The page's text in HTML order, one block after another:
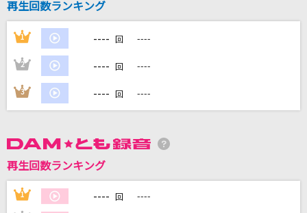
ザ・ベイスターズ
カラオケ最新情報をチェック！
再生回数ランキング
1 ---- 回 ----
2 ---- 回 ----
3 ---- 回 ----
再生回数ランキング
1 ---- 回 ----